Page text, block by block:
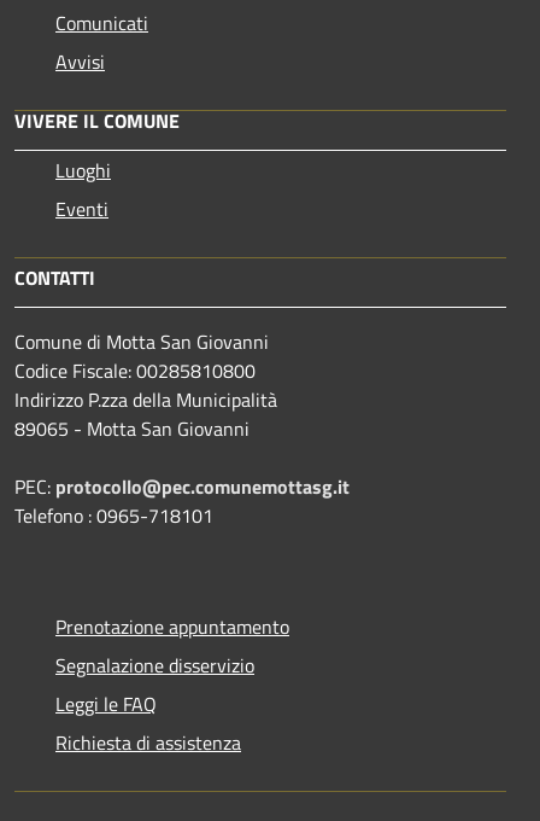
Comunicati
Avvisi
VIVERE IL COMUNE
Luoghi
Eventi
CONTATTI
Comune di Motta San Giovanni
Codice Fiscale: 00285810800
Indirizzo P.zza della Municipalità
89065 - Motta San Giovanni
PEC: protocollo@pec.comunemottasg.it
Telefono : 0965-718101
Prenotazione appuntamento
Segnalazione disservizio
Leggi le FAQ
Richiesta di assistenza